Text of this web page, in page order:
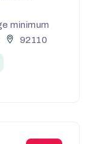
minimum
92110